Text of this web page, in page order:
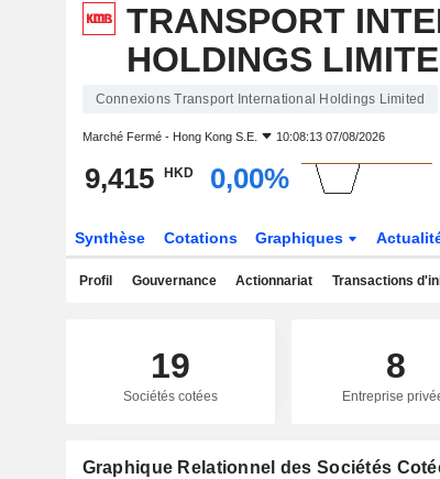
TRANSPORT
HOLDINGS
Connexions Transport International Holdings Limited
Marché Fermé - Hong Kong S.E. 10:08:13 07/08/2026
9,415 HKD 0,00%
Synthèse Cotations Graphiques
Profil Gouvernance Actionnariat Transactions
19
Sociétés cotées
8
Entreprise
Graphique Relationnel des Sociétés